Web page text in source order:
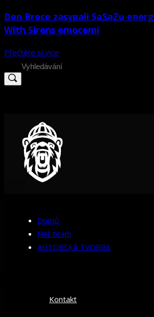
Don Broco zasypali SaSaZu
With Sirens emocemi
Přečtěte si více
Search
for:
Domů
Náš team
AUTORSKÁ TVORBA
Kontakt